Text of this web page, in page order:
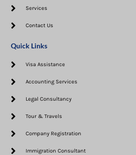
Services
Contact Us
Quick Links
Visa Assistance​
Accounting Services
Legal Consultancy
Tour & Travels
Company Registration
Immigration Consultant